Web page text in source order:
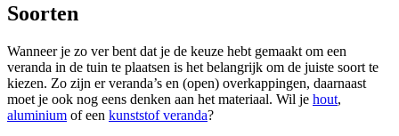
Soorten
Wanneer je zo ver bent dat je de keuze hebt gemaakt om een
veranda in de tuin te plaatsen is het belangrijk om de juiste soort te
kiezen. Zo zijn er veranda’s en (open) overkappingen, daarnaast
moet je ook nog eens denken aan het materiaal. Wil je hout,
aluminium of een kunststof veranda?